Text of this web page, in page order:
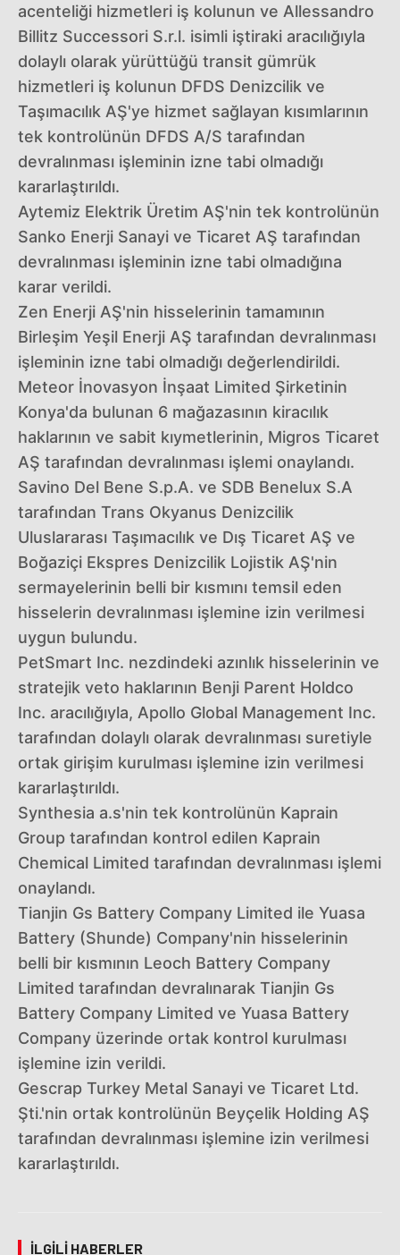
acenteliği hizmetleri iş kolunun ve Allessandro
Billitz Successori S.r.l. isimli iştiraki aracılığıyla
dolaylı olarak yürüttüğü transit gümrük
hizmetleri iş kolunun DFDS Denizcilik ve
Taşımacılık AŞ'ye hizmet sağlayan kısımlarının
tek kontrolünün DFDS A/S tarafından
devralınması işleminin izne tabi olmadığı
kararlaştırıldı.
Aytemiz Elektrik Üretim AŞ'nin tek kontrolünün
Sanko Enerji Sanayi ve Ticaret AŞ tarafından
devralınması işleminin izne tabi olmadığına
karar verildi.
Zen Enerji AŞ'nin hisselerinin tamamının
Birleşim Yeşil Enerji AŞ tarafından devralınması
işleminin izne tabi olmadığı değerlendirildi.
Meteor İnovasyon İnşaat Limited Şirketinin
Konya'da bulunan 6 mağazasının kiracılık
haklarının ve sabit kıymetlerinin, Migros Ticaret
AŞ tarafından devralınması işlemi onaylandı.
Savino Del Bene S.p.A. ve SDB Benelux S.A
tarafından Trans Okyanus Denizcilik
Uluslararası Taşımacılık ve Dış Ticaret AŞ ve
Boğaziçi Ekspres Denizcilik Lojistik AŞ'nin
sermayelerinin belli bir kısmını temsil eden
hisselerin devralınması işlemine izin verilmesi
uygun bulundu.
PetSmart Inc. nezdindeki azınlık hisselerinin ve
stratejik veto haklarının Benji Parent Holdco
Inc. aracılığıyla, Apollo Global Management Inc.
tarafından dolaylı olarak devralınması suretiyle
ortak girişim kurulması işlemine izin verilmesi
kararlaştırıldı.
Synthesia a.s'nin tek kontrolünün Kaprain
Group tarafından kontrol edilen Kaprain
Chemical Limited tarafından devralınması işlemi
onaylandı.
Tianjin Gs Battery Company Limited ile Yuasa
Battery (Shunde) Company'nin hisselerinin
belli bir kısmının Leoch Battery Company
Limited tarafından devralınarak Tianjin Gs
Battery Company Limited ve Yuasa Battery
Company üzerinde ortak kontrol kurulması
işlemine izin verildi.
Gescrap Turkey Metal Sanayi ve Ticaret Ltd.
Şti.'nin ortak kontrolünün Beyçelik Holding AŞ
tarafından devralınması işlemine izin verilmesi
kararlaştırıldı.
İLGILI HABERLER